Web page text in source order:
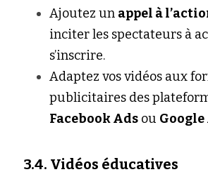
Ajoutez un appel à
inciter les spectateurs à
s’inscrire.
Adaptez vos vidéos aux
Facebook Ads ou Google
3.4. Vidéos éducatives